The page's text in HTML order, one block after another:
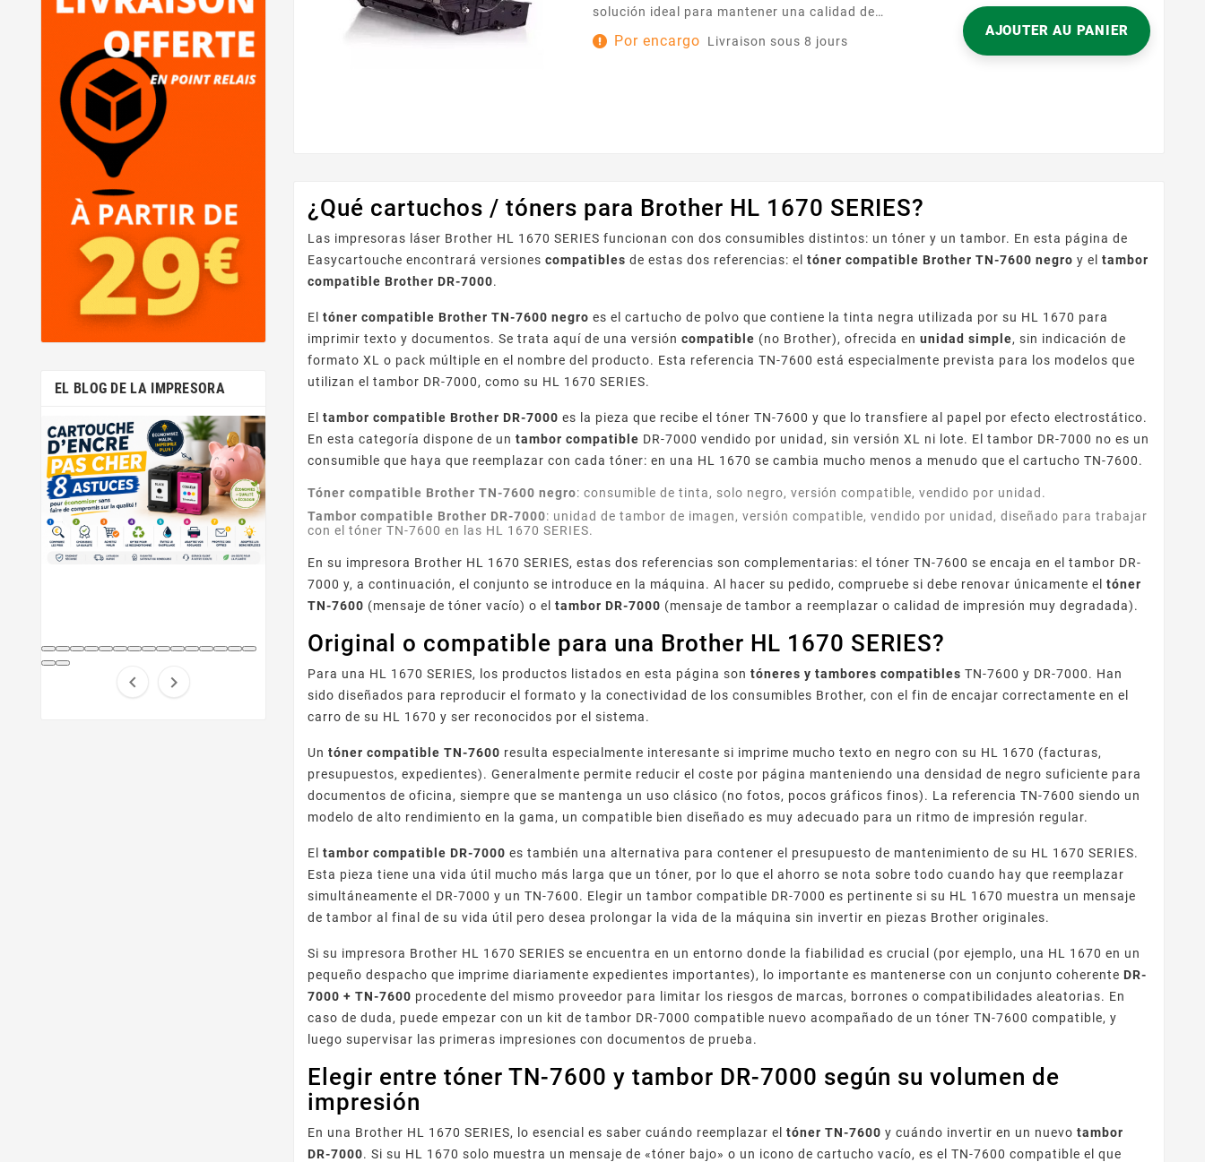
EL BLOG DE LA IMPRESORA
 
solución ideal para mantener una calidad de
impresión regular y profesional en sus documentos
diarios. Diseñado para reemplazar la referencia
Por encargo Livraison sous 8 jours
AJOUTER AU PANIER
¿Qué cartuchos / tóners para Brother HL 1670 SERIES?
Las impresoras láser Brother HL 1670 SERIES funcionan con dos consumibles distintos: un tóner y un tambor. En esta página de
Easycartouche encontrará versionescompatibles de estas dos referencias: eltóner compatible Brother TN-7600 negro y eltambor
compatible Brother DR-7000.
Eltóner compatible Brother TN-7600 negro es el cartucho de polvo que contiene la tinta negra utilizada por su HL 1670 para
imprimir texto y documentos. Se trata aquí de una versióncompatible (no Brother), ofrecida enunidad simple, sin indicación de
formato XL o pack múltiple en el nombre del producto. Esta referencia TN-7600 está especialmente prevista para los modelos que
utilizan el tambor DR-7000, como su HL 1670 SERIES.
Eltambor compatible Brother DR-7000 es la pieza que recibe el tóner TN-7600 y que lo transfiere al papel por efecto electrostático.
En esta categoría dispone de untambor compatible DR-7000 vendido por unidad, sin versión XL ni lote. El tambor DR-7000 no es un
consumible que haya que reemplazar con cada tóner: en una HL 1670 se cambia mucho menos a menudo que el cartucho TN-7600.
Tóner compatible Brother TN-7600 negro: consumible de tinta, solo negro, versión compatible, vendido por unidad.
Tambor compatible Brother DR-7000: unidad de tambor de imagen, versión compatible, vendido por unidad, diseñado para trabajar
con el tóner TN-7600 en las HL 1670 SERIES.
En su impresora Brother HL 1670 SERIES, estas dos referencias son complementarias: el tóner TN-7600 se encaja en el tambor DR-
7000 y, a continuación, el conjunto se introduce en la máquina. Al hacer su pedido, compruebe si debe renovar únicamente eltóner
TN-7600 (mensaje de tóner vacío) o eltambor DR-7000 (mensaje de tambor a reemplazar o calidad de impresión muy degradada).
Original o compatible para una Brother HL 1670 SERIES?
Para una HL 1670 SERIES, los productos listados en esta página sontóneres y tambores compatibles TN-7600 y DR-7000. Han
sido diseñados para reproducir el formato y la conectividad de los consumibles Brother, con el fin de encajar correctamente en el
carro de su HL 1670 y ser reconocidos por el sistema.
Untóner compatible TN-7600 resulta especialmente interesante si imprime mucho texto en negro con su HL 1670 (facturas,
presupuestos, expedientes). Generalmente permite reducir el coste por página manteniendo una densidad de negro suficiente para
documentos de oficina, siempre que se mantenga un uso clásico (no fotos, pocos gráficos finos). La referencia TN-7600 siendo un
modelo de alto rendimiento en la gama, un compatible bien diseñado es muy adecuado para un ritmo de impresión regular.
Eltambor compatible DR-7000 es también una alternativa para contener el presupuesto de mantenimiento de su HL 1670 SERIES.
Esta pieza tiene una vida útil mucho más larga que un tóner, por lo que el ahorro se nota sobre todo cuando hay que reemplazar
simultáneamente el DR-7000 y un TN-7600. Elegir un tambor compatible DR-7000 es pertinente si su HL 1670 muestra un mensaje
de tambor al final de su vida útil pero desea prolongar la vida de la máquina sin invertir en piezas Brother originales.
Si su impresora Brother HL 1670 SERIES se encuentra en un entorno donde la fiabilidad es crucial (por ejemplo, una HL 1670 en un
pequeño despacho que imprime diariamente expedientes importantes), lo importante es mantenerse con un conjunto coherente DR-
7000 + TN-7600 procedente del mismo proveedor para limitar los riesgos de marcas, borrones o compatibilidades aleatorias. En
caso de duda, puede empezar con un kit de tambor DR-7000 compatible nuevo acompañado de un tóner TN-7600 compatible, y
luego supervisar las primeras impresiones con documentos de prueba.
Elegir entre tóner TN-7600 y tambor DR-7000 según su volumen de
impresión
En una Brother HL 1670 SERIES, lo esencial es saber cuándo reemplazar eltóner TN-7600 y cuándo invertir en un nuevotambor
DR-7000. Si su HL 1670 solo muestra un mensaje de «tóner bajo» o un icono de cartucho vacío, es el TN-7600 compatible el que